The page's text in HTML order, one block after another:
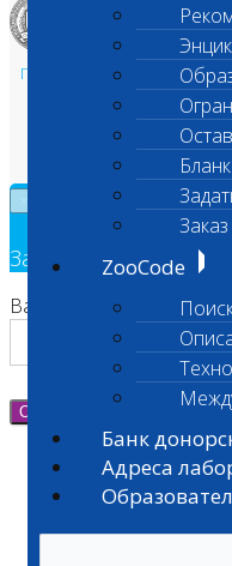
ZooCode
Банк
Адреса
Политика в области
Заявка на обратный
Ваш номер телефона
Отправить